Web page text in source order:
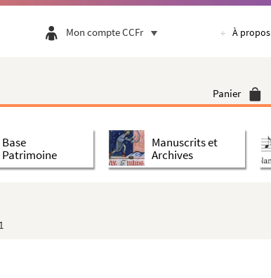
Mon compte CCFr À propos
Panier
Base
Patrimoine
Manuscrits et
Archives